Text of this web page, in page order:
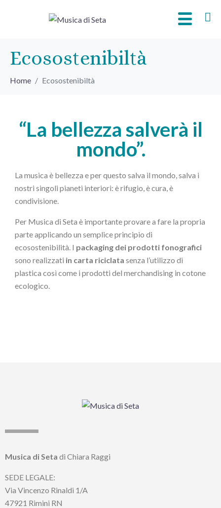
Ecosostenibiltà
Home Ecosostenibiltà
“La bellezza salverà il
mondo”.
La musica è bellezza e per questo salva il mondo, salva i
nostri singoli pianeti interiori: è rifugio, è cura, è
condivisione.
Per Musica di Seta è importante provare a fare la propria
parte applicando un semplice principio di
ecosostenibilità. I packaging dei prodotti fonografici
sono realizzati in carta riciclata senza l’utilizzo di
plastica così come i prodotti del merchandising in cotone
ecologico.
Musica di Seta di Chiara Raggi
SEDE LEGALE:
Via Vincenzo Rinaldi 1/A
47921 Rimini RN